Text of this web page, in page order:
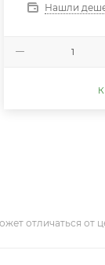
Нашли
отличаться от